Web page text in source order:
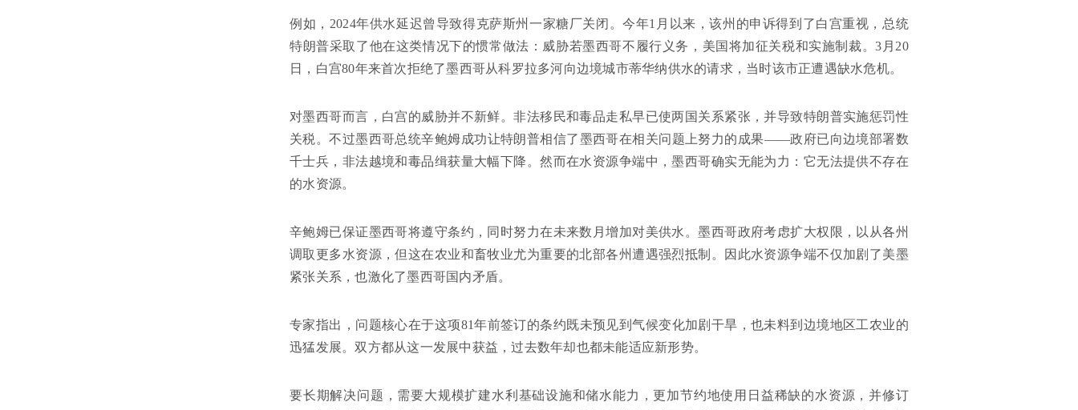
例如，2024年供水延迟曾导致得克萨斯州一家糖厂关闭。今年1月以来，该州的申诉得到了白宫重视，总统
特朗普采取了他在这类情况下的惯常做法：威胁若墨西哥不履行义务，美国将加征关税和实施制裁。3月20
日，白宫80年来首次拒绝了墨西哥从科罗拉多河向边境城市蒂华纳供水的请求，当时该市正遭遇缺水危机。
对墨西哥而言，白宫的威胁并不新鲜。非法移民和毒品走私早已使两国关系紧张，并导致特朗普实施惩罚性
关税。不过墨西哥总统辛鲍姆成功让特朗普相信了墨西哥在相关问题上努力的成果——政府已向边境部署数
千士兵，非法越境和毒品缉获量大幅下降。然而在水资源争端中，墨西哥确实无能为力：它无法提供不存在
的水资源。
辛鲍姆已保证墨西哥将遵守条约，同时努力在未来数月增加对美供水。墨西哥政府考虑扩大权限，以从各州
调取更多水资源，但这在农业和畜牧业尤为重要的北部各州遭遇强烈抵制。因此水资源争端不仅加剧了美墨
紧张关系，也激化了墨西哥国内矛盾。
专家指出，问题核心在于这项81年前签订的条约既未预见到气候变化加剧干旱，也未料到边境地区工农业的
迅猛发展。双方都从这一发展中获益，过去数年却也都未能适应新形势。
要长期解决问题，需要大规模扩建水利基础设施和储水能力，更加节约地使用日益稀缺的水资源，并修订